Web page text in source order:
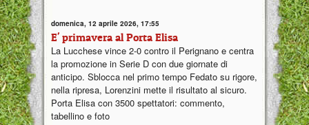
domenica, 12 aprile 2026, 17:55
E' primavera al Porta Elisa
La Lucchese vince 2-0 contro il Perignano e centra
la promozione in Serie D con due giornate di
anticipo. Sblocca nel primo tempo Fedato su rigore,
nella ripresa, Lorenzini mette il risultato al sicuro.
Porta Elisa con 3500 spettatori: commento,
tabellino e foto